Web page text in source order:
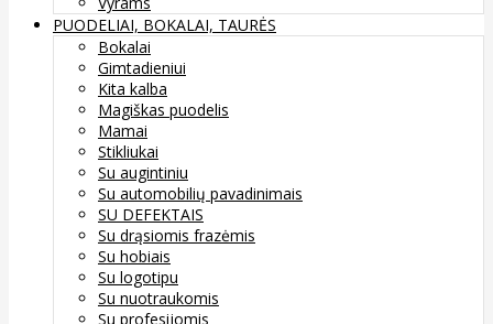
PUODELIAI, BOKALAI, TAURĖS
Bokalai
Gimtadieniui
Kita kalba
Magiškas puodelis
Mamai
Stikliukai
Su augintiniu
Su automobilių pavadinimais
SU DEFEKTAIS
Su drąsiomis frazėmis
Su hobiais
Su logotipu
Su nuotraukomis
Su profesijomis